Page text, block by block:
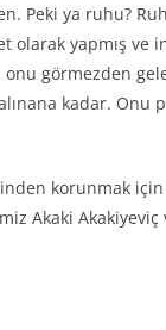
Peki ya ruhu?
olarak yapmış ve
görmezden
kadar. Onu
korunmak
Akakiyeviç